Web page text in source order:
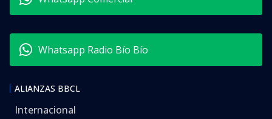
Whatsapp Radio Bío Bío
ALIANZAS BBCL
Internacional